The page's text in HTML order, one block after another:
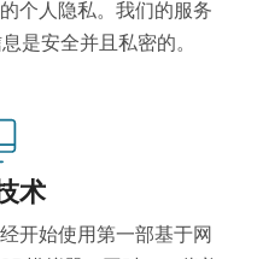
个人隐私。我们的服务
是安全并且私密的。
术
开始使用第一部基于网